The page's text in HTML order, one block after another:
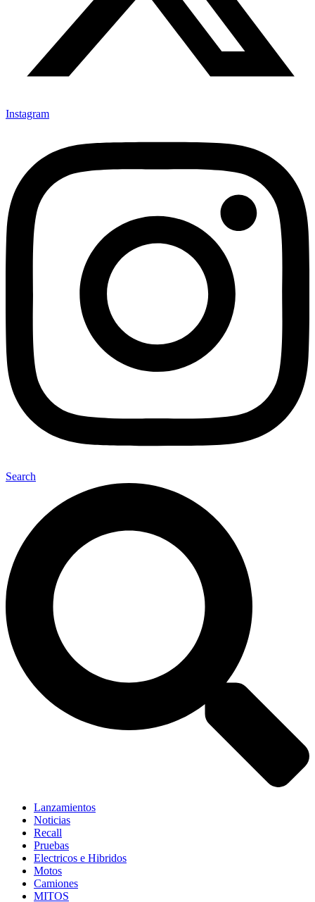
Instagram
Search
Lanzamientos
Noticias
Recall
Pruebas
Electricos e Hibridos
Motos
Camiones
MITOS